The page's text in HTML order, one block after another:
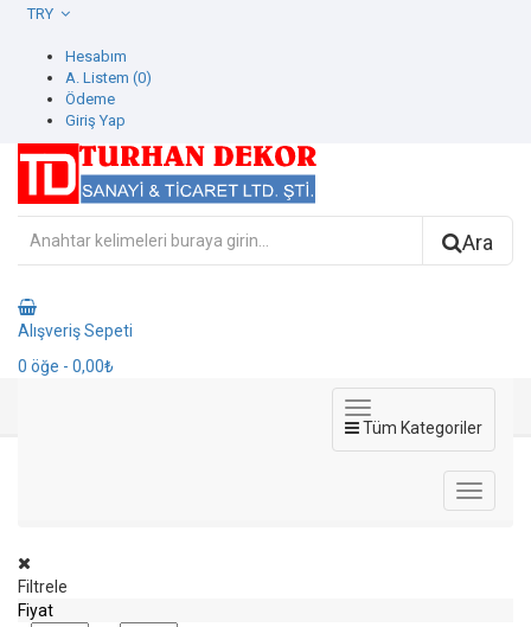
Hesabım
A. Listem (0)
Ödeme
Giriş Yap
Ara
Alışveriş Sepeti
0 öğe - 0,00₺
Tüm Kategoriler
Filtrele
Fiyat